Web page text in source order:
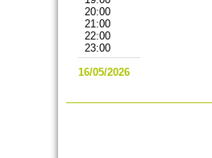
20:00
21:00
22:00
23:00
16/05/2026